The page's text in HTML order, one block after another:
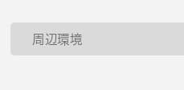
周辺環境